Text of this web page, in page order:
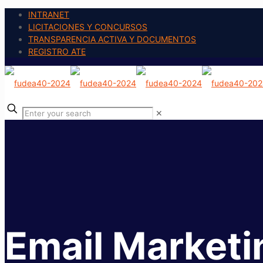
INTRANET
LICITACIONES Y CONCURSOS
TRANSPARENCIA ACTIVA Y DOCUMENTOS
REGISTRO ATE
✕
Email